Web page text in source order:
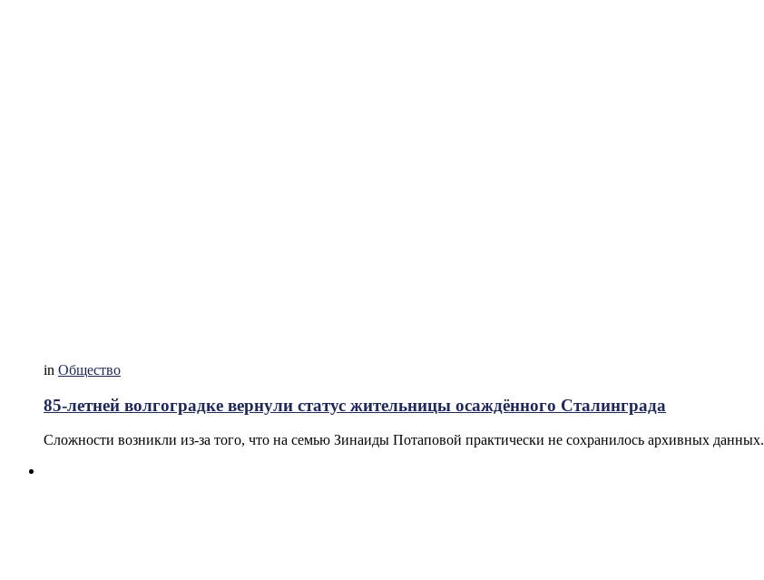
in Общество
85-летней волгоградке вернули статус жительницы осаждённого Сталинграда
Сложности возникли из-за того, что на семью Зинаиды Потаповой практически не сохранилось архивных данных.